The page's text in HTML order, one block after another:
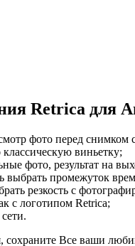
Retrica для
фото перед
виньетку;
фото, результат на
промежуток
резкость с
с логотипом Retrica;
сохраните Все ваши